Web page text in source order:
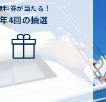
料券が当たる！
年4回の抽選